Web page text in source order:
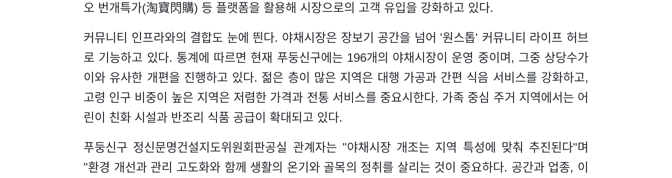
오 번개특가(淘寶閃購) 등 플랫폼을 활용해 시장으로의 고객 유입을 강화하고 있다.
커뮤니티 인프라와의 결합도 눈에 띈다. 야채시장은 장보기 공간을 넘어 '원스톱' 커뮤니티 라이프 허브
로 기능하고 있다. 통계에 따르면 현재 푸둥신구에는 196개의 야채시장이 운영 중이며, 그중 상당수가
이와 유사한 개편을 진행하고 있다. 젊은 층이 많은 지역은 대행 가공과 간편 식음 서비스를 강화하고,
고령 인구 비중이 높은 지역은 저렴한 가격과 전통 서비스를 중요시한다. 가족 중심 주거 지역에서는 어
린이 친화 시설과 반조리 식품 공급이 확대되고 있다.
푸둥신구 정신문명건설지도위원회판공실 관계자는 "야채시장 개조는 지역 특성에 맞춰 추진된다"며
"환경 개선과 관리 고도화와 함께 생활의 온기와 골목의 정취를 살리는 것이 중요하다. 공간과 업종, 이